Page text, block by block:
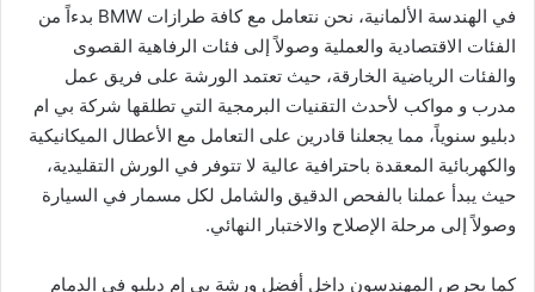
في الهندسة الألمانية، نحن نتعامل مع كافة طرازات BMW بدءاً من
الفئات الاقتصادية والعملية وصولاً إلى فئات الرفاهية القصوى
والفئات الرياضية الخارقة، حيث تعتمد الورشة على فريق عمل
مدرب و مواكب لأحدث التقنيات البرمجية التي تطلقها شركة بي ام
دبليو سنوياً، مما يجعلنا قادرين على التعامل مع الأعطال الميكانيكية
والكهربائية المعقدة باحترافية عالية لا تتوفر في الورش التقليدية،
حيث يبدأ عملنا بالفحص الدقيق والشامل لكل مسمار في السيارة
وصولاً إلى مرحلة الإصلاح والاختبار النهائي.
كما ​يحرص المهندسون داخل أفضل ورشة بي إم دبليو في الدمام